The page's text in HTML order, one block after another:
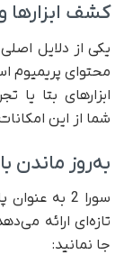
کشف
محتوای پریمیوم
ابزارهای بتا
شما از این
به‌روز ماندن
سورا 2 به‌
تازه‌ای ارائه
جا نمانید: